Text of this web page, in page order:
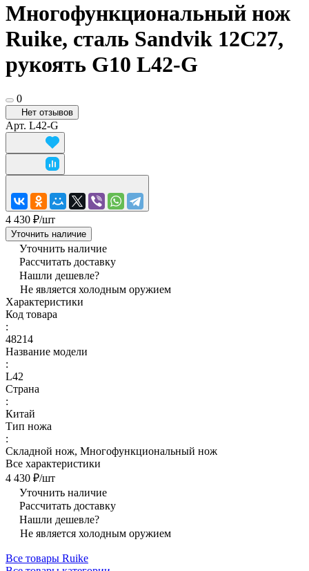
Многофункциональный нож
Ruike, сталь Sandvik 12C27,
рукоять G10 L42-G
0
Нет отзывов
Арт. L42-G
4 430 ₽/шт
Уточнить наличие
Уточнить наличие
Рассчитать доставку
Нашли дешевле?
Не является холодным оружием
Характеристики
Код товара
:
48214
Название модели
:
L42
Страна
:
Китай
Тип ножа
:
Складной нож, Многофункциональный нож
Все характеристики
4 430 ₽/шт
Уточнить наличие
Рассчитать доставку
Нашли дешевле?
Не является холодным оружием
Все товары Ruike